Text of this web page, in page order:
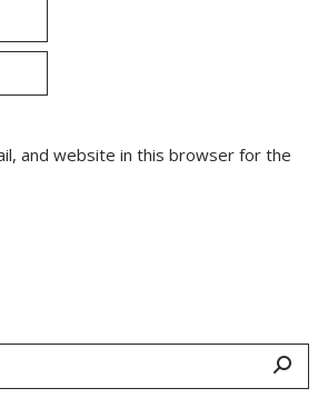
and website in this browser for the